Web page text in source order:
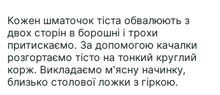
Кожен шматочок тіста обвалюють з
двох сторін в борошні і трохи
притискаємо. За допомогою качалки
розгортаємо тісто на тонкий круглий
корж. Викладаємо м'ясну начинку,
близько столової ложки з гіркою.